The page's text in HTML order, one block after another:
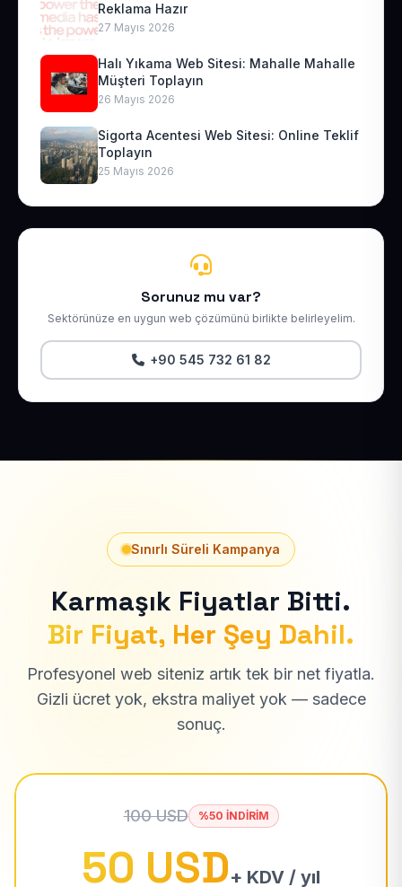
Reklama Hazır
27 Mayıs 2026
Halı Yıkama Web Sitesi: Mahalle Mahalle
Müşteri Toplayın
26 Mayıs 2026
Sigorta Acentesi Web Sitesi: Online Teklif
Toplayın
25 Mayıs 2026
Sorunuz mu var?
Sektörünüze en uygun web çözümünü birlikte belirleyelim.
+90 545 732 61 82
Sınırlı Süreli Kampanya
Karmaşık Fiyatlar Bitti.
Bir Fiyat, Her Şey Dahil.
Profesyonel web siteniz artık tek bir net fiyatla.
Gizli ücret yok, ekstra maliyet yok — sadece
sonuç.
100 USD %50 İNDİRİM
50 USD+ KDV / yıl